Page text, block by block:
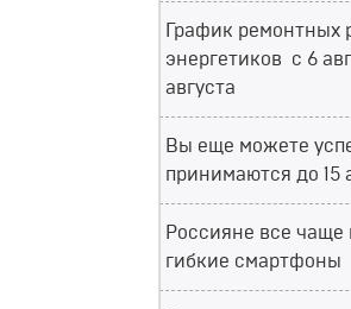
График ремонтных
энергетиков с 6
августа
Вы еще можете
принимаются до 15
Россияне все
гибкие смартфоны